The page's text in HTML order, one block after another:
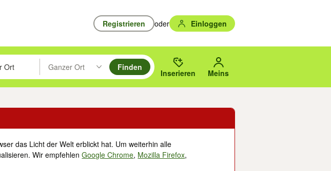
Registrieren oder Einloggen
Pfeiltasten nach oben/unten durchsuchen und mit Eingabetaste auswählen.
eingeben. Eingabetaste drücken um zu suchen, oder Vorschläge mit den Pfeiltasten nach oben/
Ganzer Ort
Suche im Umkreis des gewählten Orts oder PLZ.
Finden
Inserieren Meins
das Licht der Welt erblickt hat. Um weiterhin alle
Wir empfehlenGoogle Chrome, Mozilla Firefox,